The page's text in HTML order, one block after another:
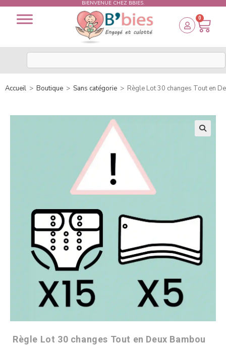
BIENVENUE CHEZ BBIES.
0
Accueil > Boutique > Sans catégorie > Règle Lot 30 changes Tout en
Règle Lot 30 changes Tout en Deux Bambou